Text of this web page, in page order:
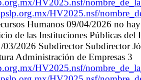
HV2025.nsf/
HV2025.nsf/
Humanos 09/04/2026 no
de las Instituciones Públicas
2026 Subdirector Subdirector
Administración de Empresas 3
HV2025.nsf/